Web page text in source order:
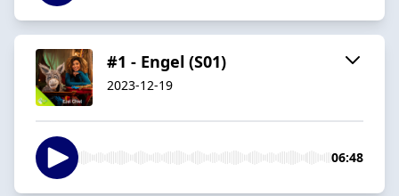
#1 - Engel (S01)
2023-12-19
06:48